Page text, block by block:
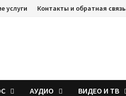
услуги Контакты и обратная связь
АУДИО ВИДЕО И ТВ